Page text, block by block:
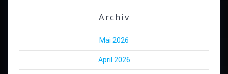
Archiv
Mai 2026
April 2026